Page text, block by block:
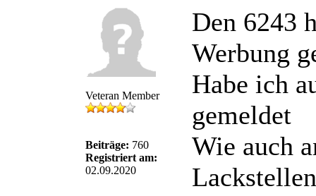
Veteran Member
Beiträge: 760
Registriert am:
02.09.2020
Den 6243
Werbung
Habe ich
gemeldet
Wie auch